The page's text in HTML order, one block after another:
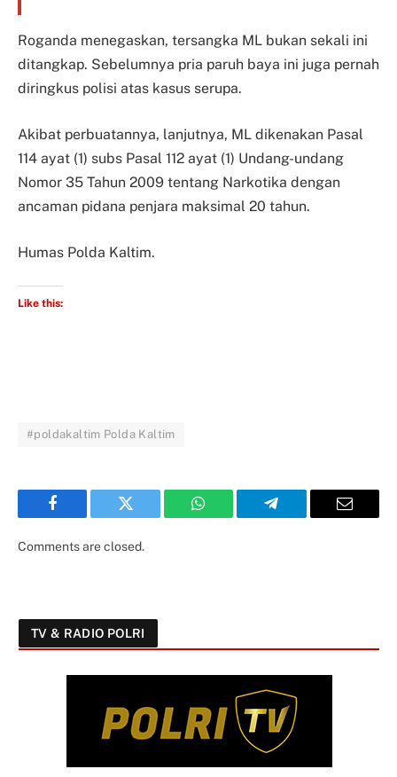
Roganda menegaskan, tersangka ML bukan sekali ini
ditangkap. Sebelumnya pria paruh baya ini juga pernah
diringkus polisi atas kasus serupa.
Akibat perbuatannya, lanjutnya, ML dikenakan Pasal
114 ayat (1) subs Pasal 112 ayat (1) Undang-undang
Nomor 35 Tahun 2009 tentang Narkotika dengan
ancaman pidana penjara maksimal 20 tahun.
Humas Polda Kaltim.
Like this:
#poldakaltim Polda Kaltim
Facebook Twitter WhatsApp Telegram Email
Comments are closed.
TV & RADIO POLRI